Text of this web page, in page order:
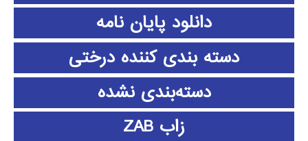
دانلود پايان نامه
دسته بندی کننده درختی
دسته‌بندی نشده
زاب ZAB